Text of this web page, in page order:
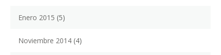
Enero 2015 (5)
Noviembre 2014 (4)